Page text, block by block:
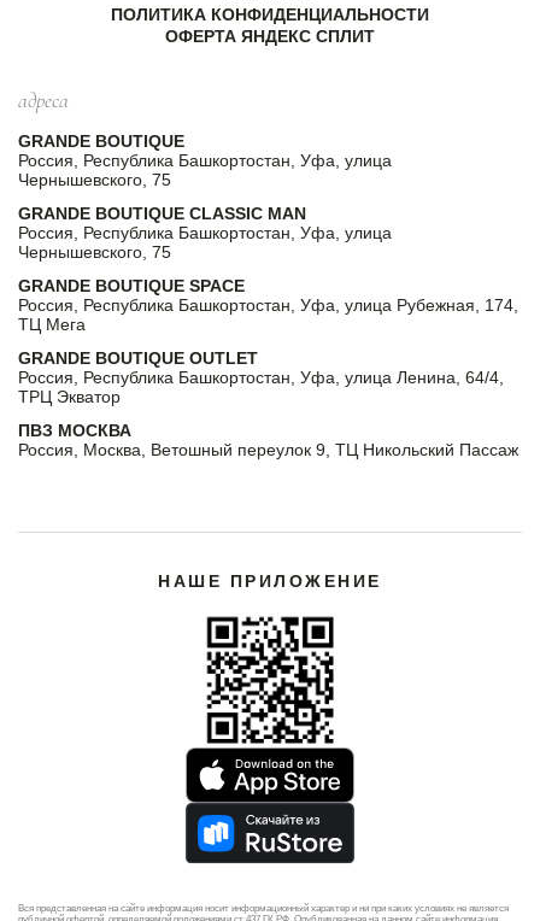
ПОЛИТИКА КОНФИДЕНЦИАЛЬНОСТИ
ОФЕРТА ЯНДЕКС СПЛИТ
адреса
GRANDE BOUTIQUE
Россия, Республика Башкортостан, Уфа, улица
Чернышевского, 75
GRANDE BOUTIQUE CLASSIC MAN
Россия, Республика Башкортостан, Уфа, улица
Чернышевского, 75
GRANDE BOUTIQUE SPACE
Россия, Республика Башкортостан, Уфа, улица Рубежная, 174,
ТЦ Мега
GRANDE BOUTIQUE OUTLET
Россия, Республика Башкортостан, Уфа, улица Ленина, 64/4,
ТРЦ Экватор
ПВЗ МОСКВА
Россия, Москва, Ветошный переулок 9, ТЦ Никольский Пассаж
НАШЕ ПРИЛОЖЕНИЕ
Вся представленная на сайте информация носит информационный характер и ни при каких условиях не является